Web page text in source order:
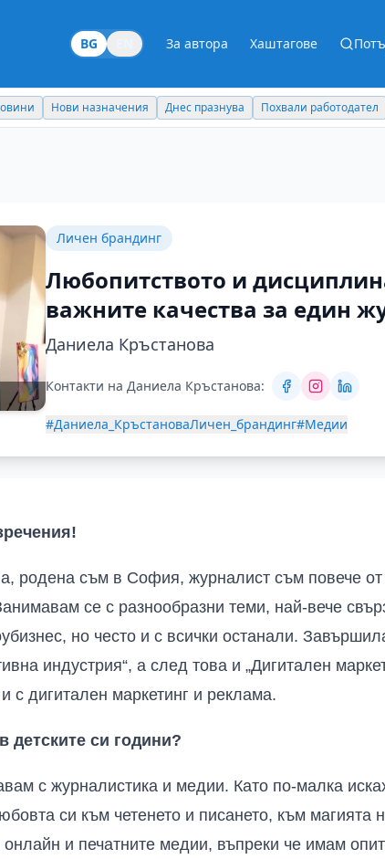
BG За автора Хаштагове
Нови назначения Днес празнува Похвали работодател
Личен брандинг
Любопитството и
важните качества за един
Даниела Кръстанова
Контакти на Даниела Кръстанова:
#Даниела_КръстановаЛичен_брандинг#Медии
!
родена съм в София, журналист съм повече
се с разнообразни теми, най-вече
но често и с всички останали.
индустрия“, а след това и „Дигитален
с дигитален маркетинг и реклама.
детските си години?
с журналистика и медии. Като по-малка
си към четенето и писането, към магията
и печатните медии, въпреки че имам